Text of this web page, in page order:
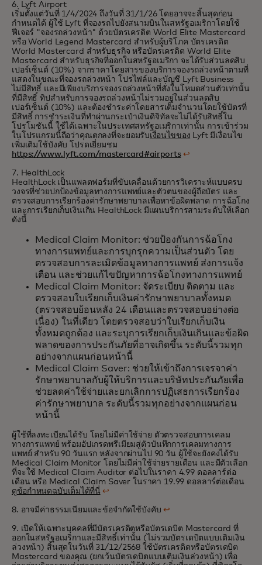
6. Lyft Airport
เริ่มตั้งแต่วันที่ 1/4/2024 ถึงวันที่ 31/1/26 โดยอาจจะสิ้นสุดก่อน
กำหนดได้ ผู้ใช้ Lyft ที่จองรถไปยังสนามบินในสหรัฐอเมริกาโดยใช้
ฟีเจอร์ "จองรถล่วงหน้า" ด้วยบัตรเครดิต World Elite Mastercard
หรือ World Legend Mastercard สำหรับผู้บริโภค บัตรเครดิต
World Mastercard สำหรับธุรกิจ หรือบัตรเครดิต World Elite
Mastercard สำหรับธุรกิจที่ออกในสหรัฐอเมริกา จะได้รับส่วนลดสิบ
เปอร์เซ็นต์ (10%) จากราคาโดยสารของบริการจองรถล่วงหน้าตามที่
แสดงในขณะที่จองรถล่วงหน้า โปรไฟล์และบัญชี Lyft Business
ไม่มีสิทธิ์ และมีเพียงบริการจองรถล่วงหน้าที่สั่งในโหมดส่วนตัวเท่านั้น
ที่มีสิทธิ์ ทิปสำหรับการจองรถล่วงหน้าไม่รวมอยู่ในส่วนลดสิบ
เปอร์เซ็นต์ (10%) และต้องชำระค่าโดยสารเต็มจำนวนโดยใช้บัตรที่
มีสิทธิ์ การชำระเงินที่ทำผ่านกระเป๋าเงินดิจิทัลจะไม่ได้รับสิทธิ์ใน
โปรโมชันนี้ ใช้ได้เฉพาะในประเทศสหรัฐอเมริกาเท่านั้น การเข้าร่วม
ในโปรแกรมนี้ถือว่าคุณตกลงที่จะยอมรับเงื่อนไขของ Lyft มีเงื่อนไข
เพิ่มเติมใช้บังคับ โปรดเยี่ยมชม
https://www.lyft.com/mastercard#airports ↩
7. HealthLock
HealthLock เป็นแพลตฟอร์มที่ขับเคลื่อนด้วยการวิเคราะห์แบบครบ
วงจรที่ช่วยปกป้องข้อมูลทางการแพทย์และตัวตนของผู้ถือบัตร และ
ตรวจสอบการเรียกร้องค่ารักษาพยาบาลเพื่อหาข้อผิดพลาด การฉ้อโกง
และการเรียกเก็บเงินเกิน HealthLock มีแผนบริการสามระดับให้เลือก
ดังนี้
Medical Claim Monitor: ช่วยป้องกันการฉ้อโกง
ทางการแพทย์และการบุกรุกความเป็นส่วนตัว โดย
ตรวจสอบการละเมิดข้อมูลทางการแพทย์ ส่งการแจ้ง
เตือน และช่วยแก้ไขปัญหาการฉ้อโกงทางการแพทย์
Medical Claim Monitor: จัดระเบียบ ติดตาม และ
ตรวจสอบใบเรียกเก็บเงินค่ารักษาพยาบาลทั้งหมด
(ตรวจสอบย้อนหลัง 24 เดือนและตรวจสอบอย่างต่อ
เนื่อง) ในที่เดียว โดยตรวจสอบว่าใบเรียกเก็บเงิน
ทั้งหมดถูกต้อง และระบุการเรียกเก็บเงินเกินและข้อผิด
พลาดของการประกันภัยที่อาจเกิดขึ้น ระดับนี้รวมทุก
อย่างจากแผนก่อนหน้านี้
Medical Claim Saver: ช่วยให้เข้าถึงการเจรจาค่า
รักษาพยาบาลกับผู้ให้บริการและบริษัทประกันภัยเพื่อ
ช่วยลดค่าใช้จ่ายและยกเลิกการปฏิเสธการเรียกร้อง
ค่ารักษาพยาบาล ระดับนี้รวมทุกอย่างจากแผนก่อน
หน้านี้
ผู้ใช้ที่ลงทะเบียนได้รับ โดยไม่มีค่าใช้จ่าย ตัวตรวจสอบการเคลม
ทางการแพทย์ พร้อมอัปเกรดพรีเมียมสู่ตัวบันทึกการเคลมทางการ
แพทย์ สําหรับ 90 วันแรก หลังจากผ่านไป 90 วัน ผู้ใช้จะยังคงได้รับ
Medical Claim Monitor โดยไม่มีค่าใช้จ่ายรายเดือน และมีตัวเลือก
ที่จะใช้ Medical Claim Auditor ต่อไปในราคา 4.99 ดอลลาร์ต่อ
เดือน หรือ Medical Claim Saver ในราคา 19.99 ดอลลาร์ต่อเดือน
ดูข้อกำหนดฉบับเต็มได้ที่นี่ ↩
8. อาจมีค่าธรรมเนียมและข้อจํากัดใช้บังคับ↩
9. เปิดให้เฉพาะบุคคลที่มีบัตรเครดิตหรือบัตรเดบิต Mastercard ที่
ออกในสหรัฐอเมริกาและมีสิทธิ์เท่านั้น (ไม่รวมบัตรเดบิตแบบเติมเงิน
ล่วงหน้า) สิ้นสุดในวันที่ 31/12/2568 ใช้บัตรเครดิตหรือบัตรเดบิต
Mastercard ของคุณ (ยกเว้นบัตรเดบิตแบบเติมเงินล่วงหน้า) เพื่อ